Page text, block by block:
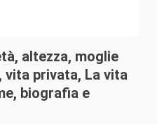
altezza, moglie
vita privata, La vita
biografia e